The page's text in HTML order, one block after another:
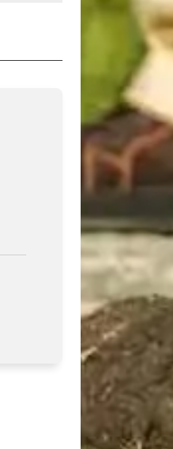
Entreprise sérieuse
De MR